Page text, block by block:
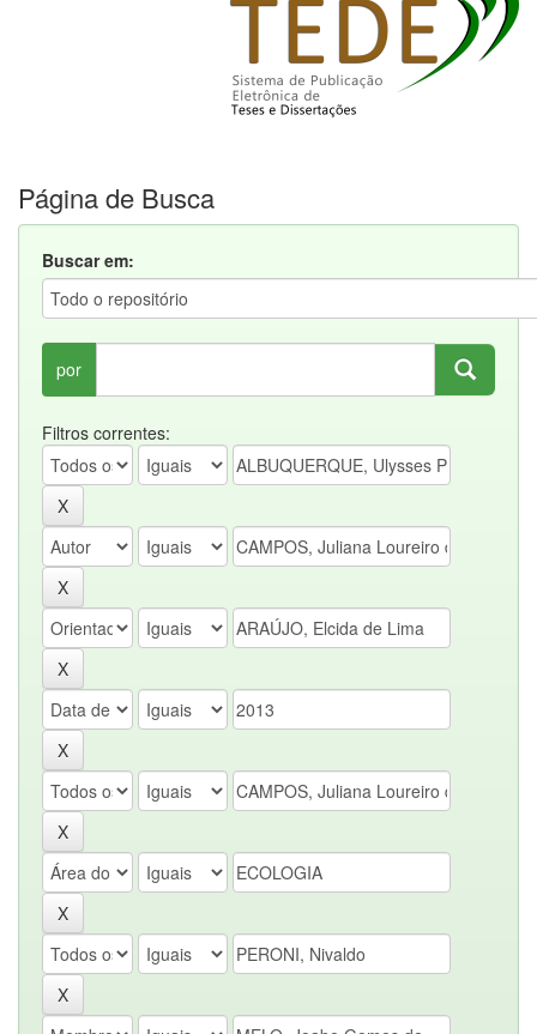
Página de Busca
Buscar em:
por
Filtros correntes: